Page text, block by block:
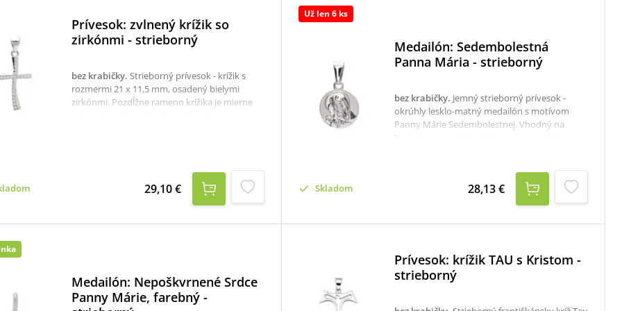
Prívesok: zvlnený krížik so
zirkónmi - strieborný
bez krabičky. Strieborný prívesok - krížik s
rozmermi 21 x 11,5 mm, osadený bielymi
zirkónmi. Pozdĺžne rameno krížika je mierne
samostane objednať tu: krabička na strieborné
29,10 €
Už len 6 ks
Medailón: Sedembolestná
Panna Mária - strieborný
bez krabičky. Jemný strieborný prívesok -
okrúhly lesklo-matný medailón s motívom
Panny Márie Sedembolestnej. Vhodný na
bežné nosenie. Odporúčame ako darček.
záujmu samostane objednať tu: krabička na
Skladom 28,13 €
Medailón: Nepoškvrnené Srdce
Panny Márie, farebný -
Prívesok: krížik TAU s Kristom -
strieborný